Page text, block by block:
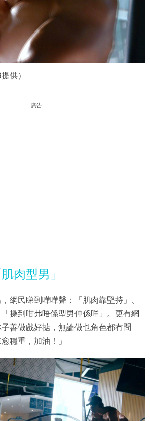
供）
廣告
肉型男」
網民睇到嘩嘩聲：「肌肉靠堅持」、
「操到咁弗唔係型男仲係咩」。更有網
善做戲好掂，無論做乜角色都冇問
穩重，加油！」